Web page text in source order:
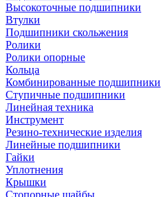
Высокоточные подшипники
Втулки
Подшипники скольжения
Ролики
Ролики опорные
Кольца
Комбинированные подшипники
Ступичные подшипники
Линейная техника
Инструмент
Резино-технические изделия
Линейные подшипники
Гайки
Уплотнения
Крышки
Стопорные шайбы